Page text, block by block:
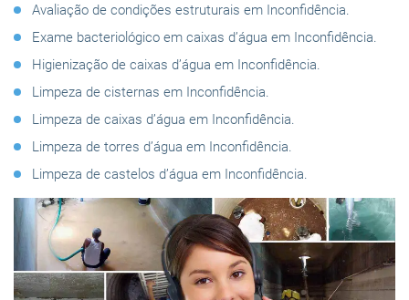
Avaliação de condições estruturais em Inconfidência.
Exame bacteriológico em caixas d’água em Inconfidência.
Higienização de caixas d’água em Inconfidência.
Limpeza de cisternas em Inconfidência.
Limpeza de caixas d’água em Inconfidência.
Limpeza de torres d’água em Inconfidência.
Limpeza de castelos d’água em Inconfidência.